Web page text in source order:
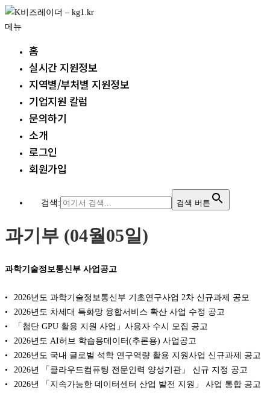
내
용
메뉴
홈
실시간 지원정보
지역별/부처별 지원정보
기업지원 칼럼
문의하기
소개
로그인
회원가입
검색: 검색 버튼
과기부 (04월05일)
과학기술정보통신부 사업공고
2026년도 과학기술정보통신부 기초연구사업 2차 신규과제 공모
2026년도 차세대 특화망 융합서비스 확산 사업 수정 공고
「첨단 GPU 활용 지원 사업」사용자 수시 모집 공고
2026년도 AI허브 학습용데이터(추론용) 사업공고
2026년도 국내 글로벌 석학 연구역량 활용 지원사업 신규과제 공고
2026년 「클라우드컴퓨팅 전문인력 양성기관」 신규 지정 공고
2026년 「지속가능한 데이터센터 산업 발전 지원」 사업 통합 공고